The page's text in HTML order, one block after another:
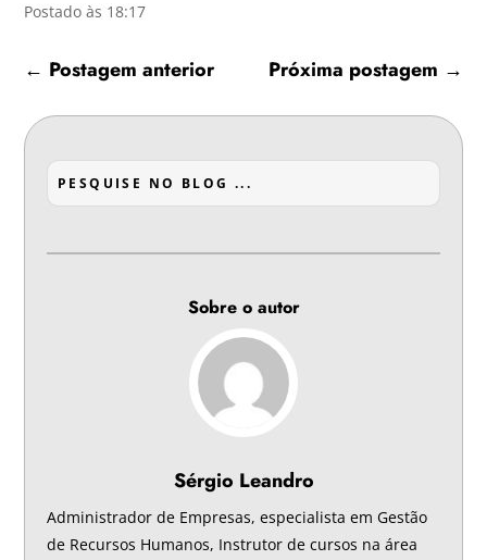
Postado às 18:17
← Postagem anterior Próxima postagem →
Sobre o autor
Sérgio Leandro
Administrador de Empresas, especialista em Gestão
de Recursos Humanos, Instrutor de cursos na área